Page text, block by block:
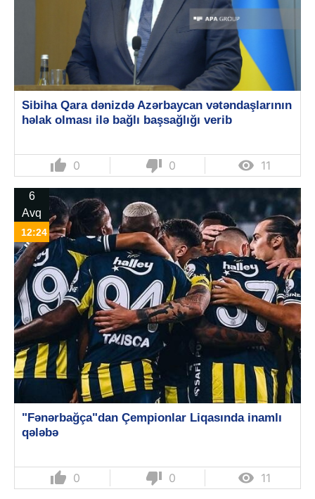
Sibiha Qara dənizdə Azərbaycan vətəndaşlarının
həlak olması ilə bağlı başsağlığı verib
thumb_up 0 thumb_down 0  11
6
Avq
12:24
"Fənərbağça"dan Çempionlar Liqasında inamlı
qələbə
thumb_up 0 thumb_down 0  11